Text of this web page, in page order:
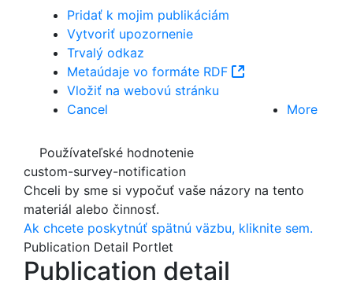
Publication Detail Actions Portlet
Pridať k mojim publikáciám
Vytvoriť upozornenie
Trvalý odkaz
Metaúdaje vo formáte RDF
Vložiť na webovú stránku
More
Cancel
Používateľské hodnotenie
custom-survey-notification
Chceli by sme si vypočuť vaše názory na tento
materiál alebo činnosť.
Ak chcete poskytnúť spätnú väzbu, kliknite sem.
Publication Detail Portlet
Publication detail